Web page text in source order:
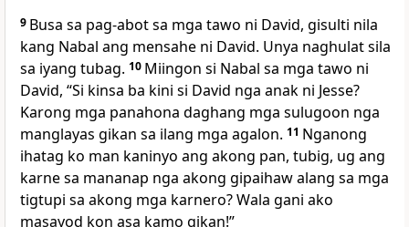
9 Busa sa pag-abot sa mga tawo ni David, gisulti nila
kang Nabal ang mensahe ni David. Unya naghulat sila
sa iyang tubag. 10 Miingon si Nabal sa mga tawo ni
David, “Si kinsa ba kini si David nga anak ni Jesse?
Karong mga panahona daghang mga sulugoon nga
manglayas gikan sa ilang mga agalon. 11 Nganong
ihatag ko man kaninyo ang akong pan, tubig, ug ang
karne sa mananap nga akong gipaihaw alang sa mga
tigtupi sa akong mga karnero? Wala gani ako
masayod kon asa kamo gikan!”